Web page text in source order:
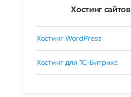
Хостинг сайтов
Хостинг WordPress
Хостинг для 1C-Битрикс